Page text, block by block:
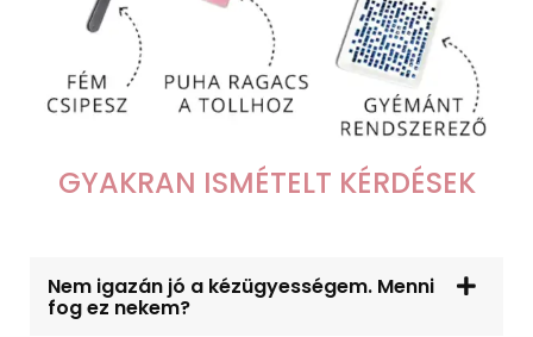
GYAKRAN ISMÉTELT KÉRDÉSEK
Nem igazán jó a kézügyességem. Menni
fog ez nekem?